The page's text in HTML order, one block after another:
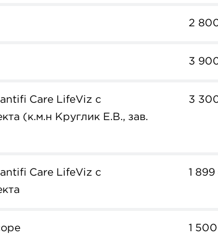
2
3
Care LifeViz с
(к.м.н Круглик Е.В., зав.
3
Care LifeViz с
1 899
1 500